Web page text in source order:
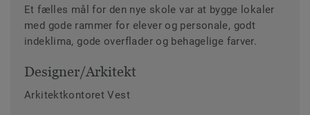
Et fælles mål for den nye skole var at bygge lokaler
med gode rammer for elever og personale, godt
indeklima, gode overflader og behagelige farver.
Designer/Arkitekt
Arkitektkontoret Vest